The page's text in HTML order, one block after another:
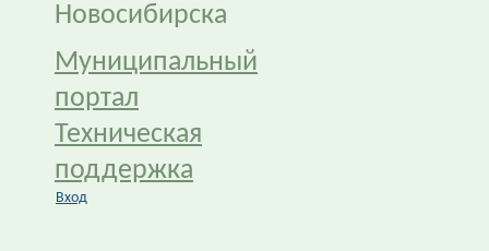
Новосибирска
Муниципальный
портал
Техническая
поддержка
Вход